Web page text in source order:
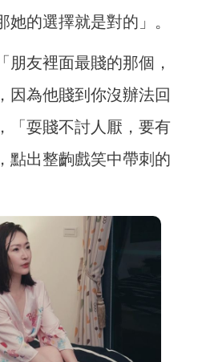
的選擇就是對的」。
朋友裡面最賤的那個，
因為他賤到你沒辦法回
「耍賤不討人厭，要有
點出整齣戲笑中帶刺的